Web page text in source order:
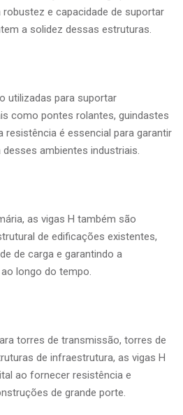
robustez e capacidade de suportar
a solidez dessas estruturas.
utilizadas para suportar
como pontes rolantes, guindastes
resistência é essencial para garantir
ambientes industriais.
as vigas H também são
de edificações existentes,
de carga e garantindo a
longo do tempo.
torres de transmissão, torres de
de infraestrutura, as vigas H
ao fornecer resistência e
de grande porte.